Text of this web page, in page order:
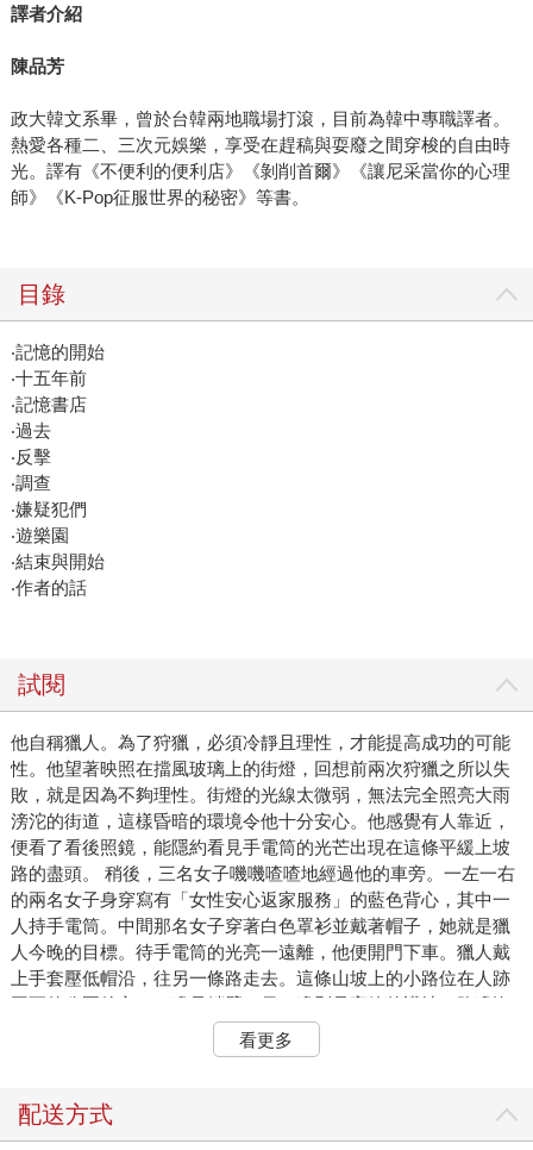
譯者介紹
陳品芳
政大韓文系畢，曾於台韓兩地職場打滾，目前為韓中專職譯者。
熱愛各種二、三次元娛樂，享受在趕稿與耍廢之間穿梭的自由時
光。譯有《不便利的便利店》《剝削首爾》《讓尼采當你的心理
師》《K-Pop征服世界的秘密》等書。
目錄
‧記憶的開始
‧十五年前
‧記憶書店
‧過去
‧反擊
‧調查
‧嫌疑犯們
‧遊樂園
‧結束與開始
‧作者的話
試閱
他自稱獵人。為了狩獵，必須冷靜且理性，才能提高成功的可能
性。他望著映照在擋風玻璃上的街燈，回想前兩次狩獵之所以失
敗，就是因為不夠理性。街燈的光線太微弱，無法完全照亮大雨
滂沱的街道，這樣昏暗的環境令他十分安心。他感覺有人靠近，
便看了看後照鏡，能隱約看見手電筒的光芒出現在這條平緩上坡
路的盡頭。 稍後，三名女子嘰嘰喳喳地經過他的車旁。一左一右
的兩名女子身穿寫有「女性安心返家服務」的藍色背心，其中一
人持手電筒。中間那名女子穿著白色罩衫並戴著帽子，她就是獵
人今晚的目標。待手電筒的光亮一遠離，他便開門下車。獵人戴
上手套壓低帽沿，往另一條路走去。這條山坡上的小路位在人跡
罕至的公園後方，一邊是峭壁，另一邊則是高築的護坡。路邊沒
有監視器，也沒停放任何裝著行車紀錄器的汽車，不過以防萬
一，獵人還是拉了拉帽子，避免帽子意外掉落導致長相曝光。尾
地鐵站後若選擇走熱鬧的大街，必須花一點時間才能來到這裡。
看更多
配送方式